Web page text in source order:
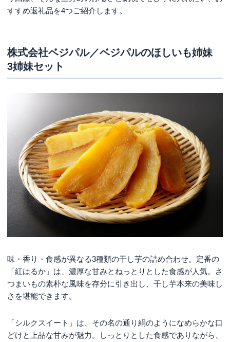
すすめ返礼品を4つご紹介します。
株式会社ベジパル／ベジパルのほしいも姉妹
3姉妹セット
味・香り・食感が異なる3種類の干し芋の詰め合わせ。定番の
「紅はるか」は、濃厚な甘みとねっとりとした食感が人気。さ
つまいもの素朴な風味を存分に引き出し、干し芋本来の美味し
さを堪能できます。
「シルクスイート」は、その名の通り絹のようになめらかな口
どけと上品な甘みが魅力。しっとりとした食感でありながら、